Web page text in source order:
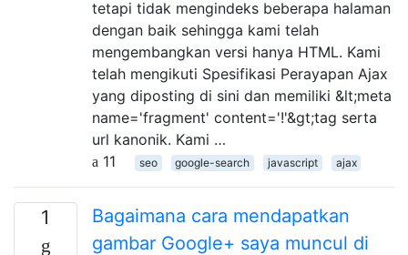
tetapi tidak mengindeks beberapa halaman
dengan baik sehingga kami telah
mengembangkan versi hanya HTML. Kami
telah mengikuti Spesifikasi Perayapan Ajax
yang diposting di sini dan memiliki &lt;meta
name='fragment' content='!'&gt;tag serta
url kanonik. Kami …
11
seo google-search javascript ajax
1
Bagaimana cara mendapatkan
gambar Google+ saya muncul di